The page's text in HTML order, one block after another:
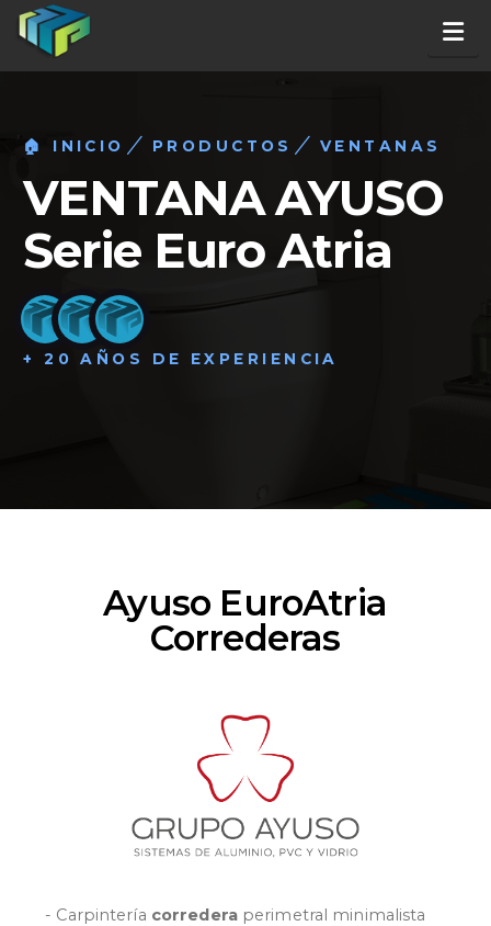
🏠 INICIO PRODUCTOS VENTANAS
VENTANA AYUSO
Serie Euro Atria
+ 20 AÑOS DE EXPERIENCIA
Ayuso EuroAtria
Correderas
- Carpintería correderaperimetral minimalista